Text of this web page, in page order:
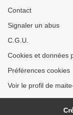
Contact
Signaler un abus
C.G.U.
Cookies et données
Préférences cookies
Voir le profil de